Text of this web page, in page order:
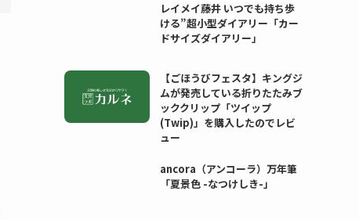
レイメイ藤井 いつでも持ち歩
ける”超小型ダイアリー「カー
ドサイズダイアリー」
【ごほうびフェスタ】キングジ
ムが発売している折りたたみブ
ッククリップ「ツイップ
(Twip)」を購入したのでレビ
ュー
ancora（アンコーラ）万年筆
「夏景色 -なつけしき-」